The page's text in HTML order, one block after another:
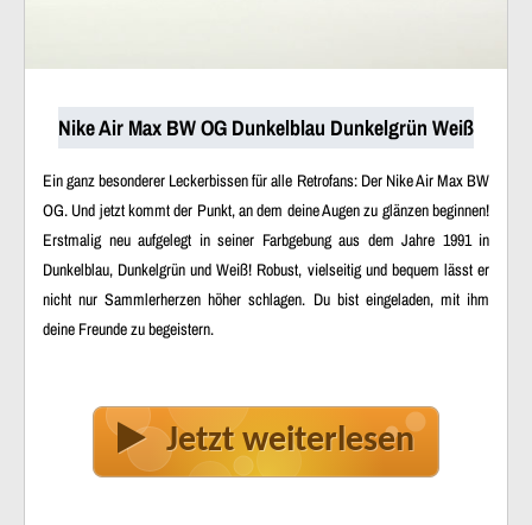
Nike Air Max BW OG Dunkelblau Dunkelgrün Weiß
Ein ganz besonderer Leckerbissen für alle Retrofans: Der Nike Air Max BW
OG. Und jetzt kommt der Punkt, an dem deine Augen zu glänzen beginnen!
Erstmalig neu aufgelegt in seiner Farbgebung aus dem Jahre 1991 in
Dunkelblau, Dunkelgrün und Weiß! Robust, vielseitig und bequem lässt er
nicht nur Sammlerherzen höher schlagen. Du bist eingeladen, mit ihm
deine Freunde zu begeistern.
Jetzt weiterlesen